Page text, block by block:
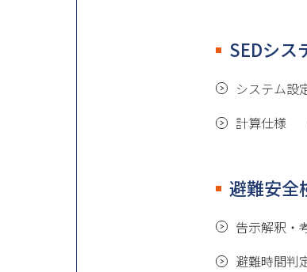
SEDシス
システム設
計算仕様
避難安全
告示解釈・
避難時間判